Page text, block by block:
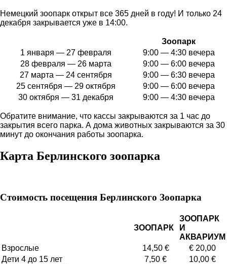
Немецкий зоопарк открыт все 365 дней в году! И только 24
декабря закрывается уже в 14:00.
Зоопарк
1 января — 27 февраля
9:00 — 4:30 вечера
28 февраля — 26 марта
9:00 — 6:00 вечера
27 марта — 24 сентября
9:00 — 6:30 вечера
25 сентября — 29 октября
9:00 — 6:00 вечера
30 октября — 31 декабря
9:00 — 4:30 вечера
Обратите внимание, что кассы закрываются за 1 час до
закрытия всего парка. А дома животных закрываются за 30
минут до окончания работы зоопарка.
Карта Берлинского зоопарка
Стоимость посещения Берлинского Зоопарка
ЗООПАРК
ЗООПАРК
И
АКВАРИУМ
Взрослые
14,50 €
€ 20,00
Дети 4 до 15 лет
7,50 €
10,00 €